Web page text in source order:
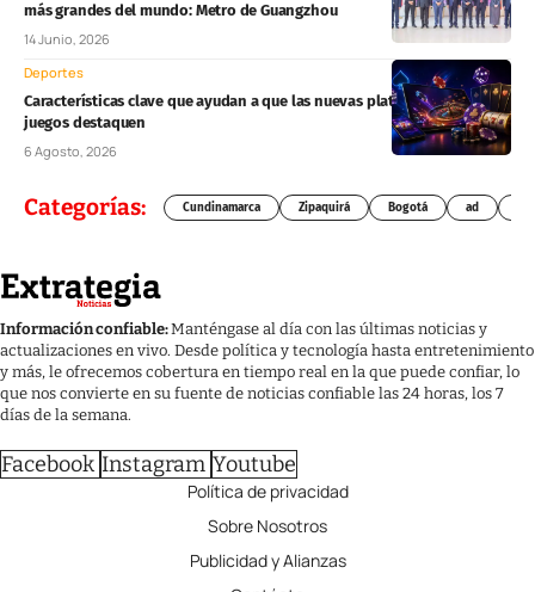
más grandes del mundo: Metro de Guangzhou
14 Junio, 2026
Deportes
Características clave que ayudan a que las nuevas plataformas de
juegos destaquen
6 Agosto, 2026
Categorías: Cundinamarca Zipaquirá Bogotá ad
Información confiable:Manténgase al día con las últimas noticias y
actualizaciones en vivo. Desde política y tecnología hasta entretenimiento
y más, le ofrecemos cobertura en tiempo real en la que puede confiar, lo
que nos convierte en su fuente de noticias confiable las 24 horas, los 7
días de la semana.
Facebook Instagram Youtube
Política de privacidad
Sobre Nosotros
Publicidad y Alianzas